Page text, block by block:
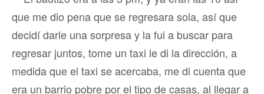
que me dio pena que se regresara sola, así que
decidí darle una sorpresa y la fui a buscar para
regresar juntos, tome un taxi le di la dirección, a
medida que el taxi se acercaba, me di cuenta que
era un barrio pobre por el tipo de casas, al llegar a